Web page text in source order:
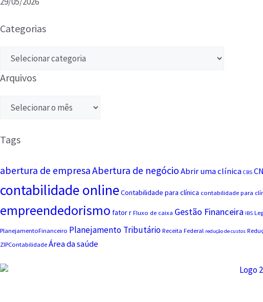
Categorias
Arquivos
Tags
abertura de empresaAbertura de negócioAbrir uma clínica CBS
contabilidade onlineContabilidade para clínica contabilidade para
empreendedorismo fator r Fluxo de caixa Gestão Financeira IBS
PlanejamentoFinanceiro Planejamento Tributário Receita Federal redução de custos
ZIPContabilidade Área da saúde